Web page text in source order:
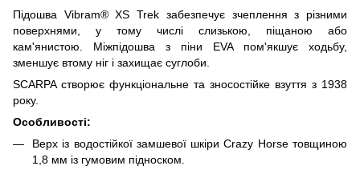
Підошва Vibram® XS Trek забезпечує зчеплення з різними
поверхнями, у тому числі слизькою, піщаною або
кам'янистою. Міжпідошва з піни EVA пом'якшує ходьбу,
зменшує втому ніг і захищає суглоби.
SCARPA створює функціональне та зносостійке взуття з 1938
року.
Особливості:
Верх із водостійкої замшевої шкіри Crazy Horse товщиною
1,8 мм із гумовим підноском.